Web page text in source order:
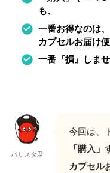
も、
一番お得なのは
カプセルお届け便
一番『損』しませ
バリスタ君
今回は、
「購入
カプセル